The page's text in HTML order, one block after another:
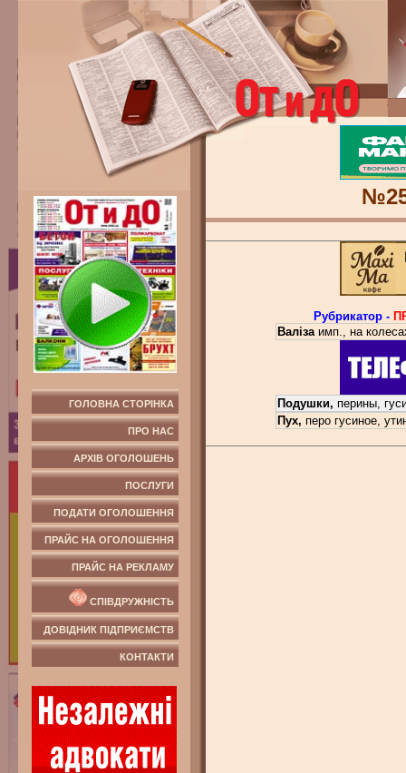
ГОЛОВНА СТОРІНКА
ПРО НАС
АРХІВ ОГОЛОШЕНЬ
ПОСЛУГИ
ПОДАТИ ОГОЛОШЕННЯ
ПРАЙС НА ОГОЛОШЕННЯ
ПРАЙС НА РЕКЛАМУ
СПІВДРУЖНІСТЬ
ДОВІДНИК ПІДПРИЄМСТВ
КОНТАКТИ
Рубрикатор -
Валізаимп., на
Подушки, перины,
Пух, перо гусиное,